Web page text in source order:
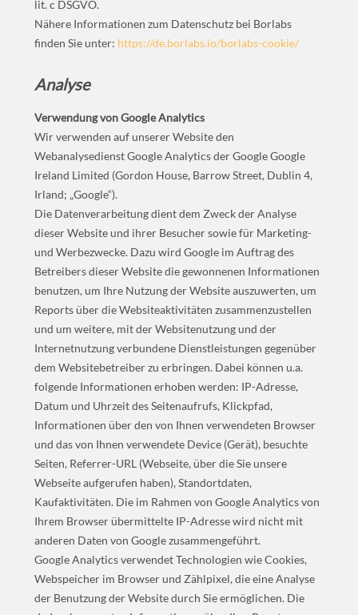
lit. c DSGVO.
Nähere Informationen zum Datenschutz bei Borlabs
finden Sie unter: https://de.borlabs.io/borlabs-cookie/
Analyse
Verwendung von Google Analytics
Wir verwenden auf unserer Website den
Webanalysedienst Google Analytics der Google Google
Ireland Limited (Gordon House, Barrow Street, Dublin 4,
Irland; „Google“).
Die Datenverarbeitung dient dem Zweck der Analyse
dieser Website und ihrer Besucher sowie für Marketing-
und Werbezwecke. Dazu wird Google im Auftrag des
Betreibers dieser Website die gewonnenen Informationen
benutzen, um Ihre Nutzung der Website auszuwerten, um
Reports über die Websiteaktivitäten zusammenzustellen
und um weitere, mit der Websitenutzung und der
Internetnutzung verbundene Dienstleistungen gegenüber
dem Websitebetreiber zu erbringen. Dabei können u.a.
folgende Informationen erhoben werden: IP-Adresse,
Datum und Uhrzeit des Seitenaufrufs, Klickpfad,
Informationen über den von Ihnen verwendeten Browser
und das von Ihnen verwendete Device (Gerät), besuchte
Seiten, Referrer-URL (Webseite, über die Sie unsere
Webseite aufgerufen haben), Standortdaten,
Kaufaktivitäten. Die im Rahmen von Google Analytics von
Ihrem Browser übermittelte IP-Adresse wird nicht mit
anderen Daten von Google zusammengeführt.
Google Analytics verwendet Technologien wie Cookies,
Webspeicher im Browser und Zählpixel, die eine Analyse
der Benutzung der Website durch Sie ermöglichen. Die